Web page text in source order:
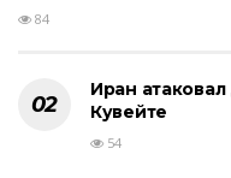
84
Иран
Кувейте
54